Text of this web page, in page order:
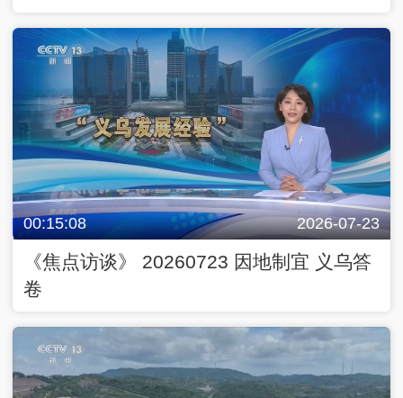
00:15:08 2026-07-23
《焦点访谈》 20260723 因地制宜 义乌答
卷